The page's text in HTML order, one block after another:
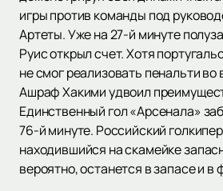
игры против команды под
Артеты. Уже на 27-й минуте
Руис открыл счет. Хотя
не смог реализовать пенальти во
Ашраф Хакими удвоил
Единственный гол «Арсенала»
76-й минуте. Российский
находившийся на скамейке
вероятно, останется в запасе и в